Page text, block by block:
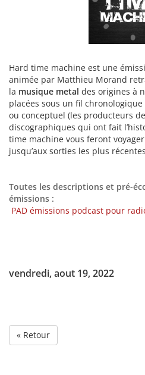
Hard time machine est une
animée par Matthieu Morand
la musique metal des origines à
placées sous un fil chronologique
ou conceptuel (les producteurs
discographiques qui ont fait
time machine vous feront
jusqu’aux sorties les plus
Toutes les descriptions et pré-
émissions :
PAD émissions podcast pour
vendredi, aout 19, 2022
« Retour